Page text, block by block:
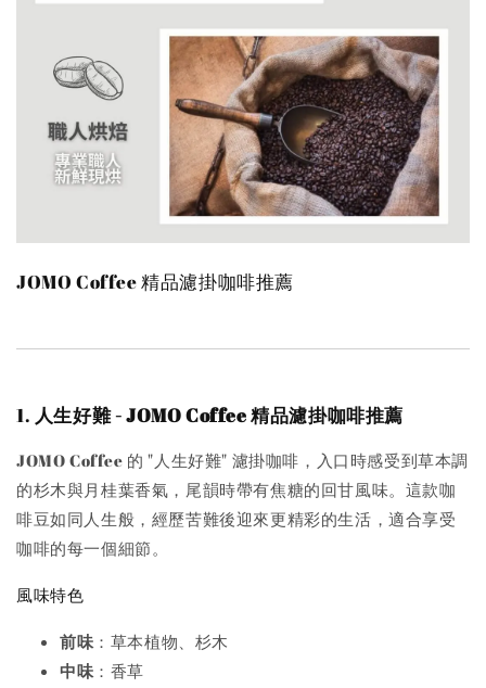
JOMO Coffee 精品濾掛咖啡推薦
1. 人生好難 - JOMO Coffee 精品濾掛咖啡推薦
JOMO Coffee 的 "人生好難" 濾掛咖啡，入口時感受到草本調
的杉木與月桂葉香氣，尾韻時帶有焦糖的回甘風味。這款咖
啡豆如同人生般，經歷苦難後迎來更精彩的生活，適合享受
咖啡的每一個細節。
風味特色
前味：草本植物、杉木
中味：香草